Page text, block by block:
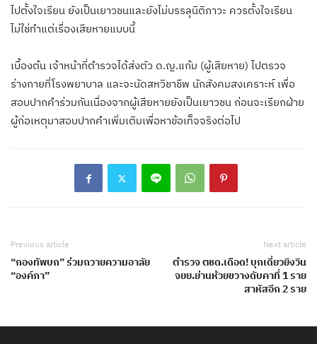
ไปตั้งใจเรียน ยังเป็นเยาวชนและยังไม่บรรลุนิติภาวะ ควรตั้งใจเรียน
ไม่ใช่ทำแต่เรื่องเสียหายแบบนี้
เบื้องต้น เจ้าหน้าที่ตำรวจได้ส่งตัว ด.ญ.แก้ม (ผู้เสียหาย) ไปตรวจ
ร่างกายที่โรงพยาบาล และจะนัดสหวิชาชีพ นักสังคมสงเคราะห์ เพื่อ
สอบปากคำร่วมกันเนื่องจากผู้เสียหายยังเป็นเยาวชน ก่อนจะเรียกฝ่าย
ผู้ก่อเหตุมาสอบปากคำเพิ่มเติมเพื่อหาข้อเท็จจริงต่อไป
Previous article
“กองทัพบก” ร่วมถวายความอาลัย
“องค์ภา”
Next article
ตำรวจ ตชด.เดือด! บุกเดี่ยวยิงวิน
จยย.ย่านห้วยขวางดับคาที่ 1 ราย
สาหัสอีก 2 ราย